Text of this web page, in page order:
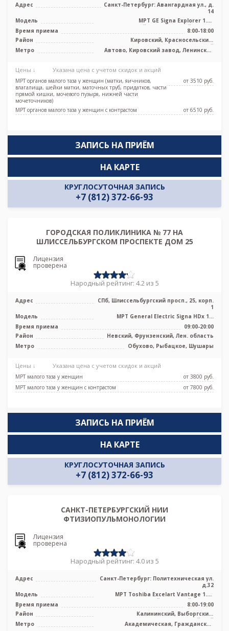
Адрес
Санкт-Петербург: Авангардная ул., д.
14
Модель
МРТ GE Signa Explorer 1.5T
высокопольный полуоткрытый тип, КТ
Siemens ...
Время приема
8:00-18:00
Район
Кировский, Красносельский,
Петродворцовый
Метро
Автово, Кировский завод, Ленинский
Цены ↓ Указана цена с учетом скидок и акций
МРТ органов малого таза у женщин (матки, яичников,
влагалища, шейки матки, маточных труб, придатков, части
прямой кишки, мочевого пузыря, нижней части
мочеточников)
от 3510 pуб.
МРТ органов малого таза у женщин с контрастом от 6510 pуб.
ЗАПИСЬ НА ПРИЁМ
КРУГЛОСУТОЧНАЯ ЗАПИСЬ
+7 (812) 372-66-93
НА КАРТЕ
ГОРОДСКАЯ ПОЛИКЛИНИКА № 77 НА
ШЛИССЕЛЬБУРГСКОМ ПРОСПЕКТЕ ДОМ 25
Лицензия
проверена
Народный рейтинг: 4.2 из 5
Адрес
СПб, Шлиссельбургский просп., 25, корп.
1
Модель
МРТ General Electric Signa HDх 1.5
Тесла, УЗИ, Рентген
Время приема
09:00-20:00
Район
Невский, Фрунзенский, Лен. область
Метро
Обухово, Рыбацкое, Шушары
Цены ↓ Указана цена с учетом скидок и акций
МРТ малого таза у женщин
от 3800 pуб.
МРТ малого таза у женщин с контрастом
от 7800 pуб.
ЗАПИСЬ НА ПРИЁМ
КРУГЛОСУТОЧНАЯ ЗАПИСЬ
+7 (812) 372-66-93
НА КАРТЕ
САНКТ-ПЕТЕРБУРГСКИЙ НИИ
ФТИЗИОПУЛЬМОНОЛОГИИ
Лицензия
проверена
Народный рейтинг: 4.0 из 5
Адрес
Санкт-Петербург: Политехническая ул.
д.32
Модель
МРТ Toshiba Excelart Vantage 1.5T
высокопольный закрытый тип, КТ
Toshi ...
Время приема
8:00-19:00
Район
Калининский, Выборгский,
Красногвардейский
Метро
Академическая, Гражданский